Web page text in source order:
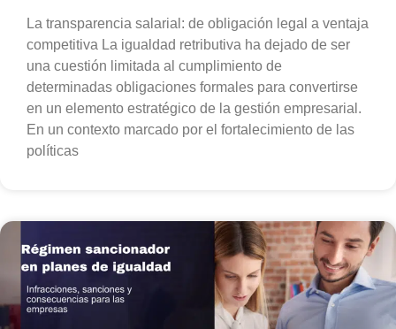
La transparencia salarial: de obligación legal a ventaja
competitiva La igualdad retributiva ha dejado de ser
una cuestión limitada al cumplimiento de
determinadas obligaciones formales para convertirse
en un elemento estratégico de la gestión empresarial.
En un contexto marcado por el fortalecimiento de las
políticas